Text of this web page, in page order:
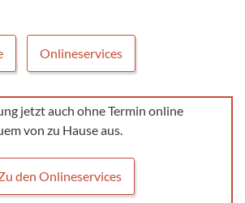
Onlineservices
jetzt auch ohne Termin online
von zu Hause aus.
den Onlineservices